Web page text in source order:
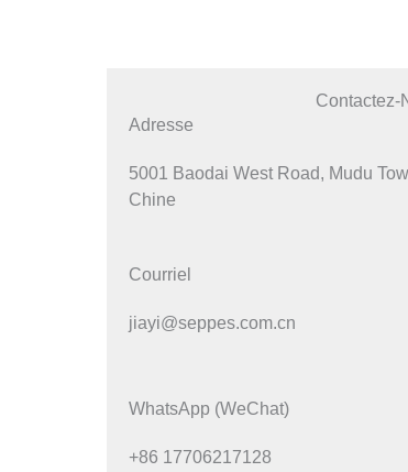
Contactez-
Adresse
5001 Baodai West Road, Mudu
Chine
Courriel
jiayi@seppes.com.cn
WhatsApp (WeChat)
+86 17706217128